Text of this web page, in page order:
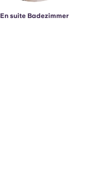
En suite Badezimmer